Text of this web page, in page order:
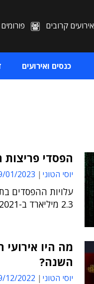
אירועים קרובים פורומים
כנסים ואירועים
הפסדי פריצות
יוסי הטוני 2023 15:09
2.3 מיליארד ב-2021, כך לפי מחקר חדש של Immunefi
מה היו
השנה?
יוסי הטוני 2022 11:26